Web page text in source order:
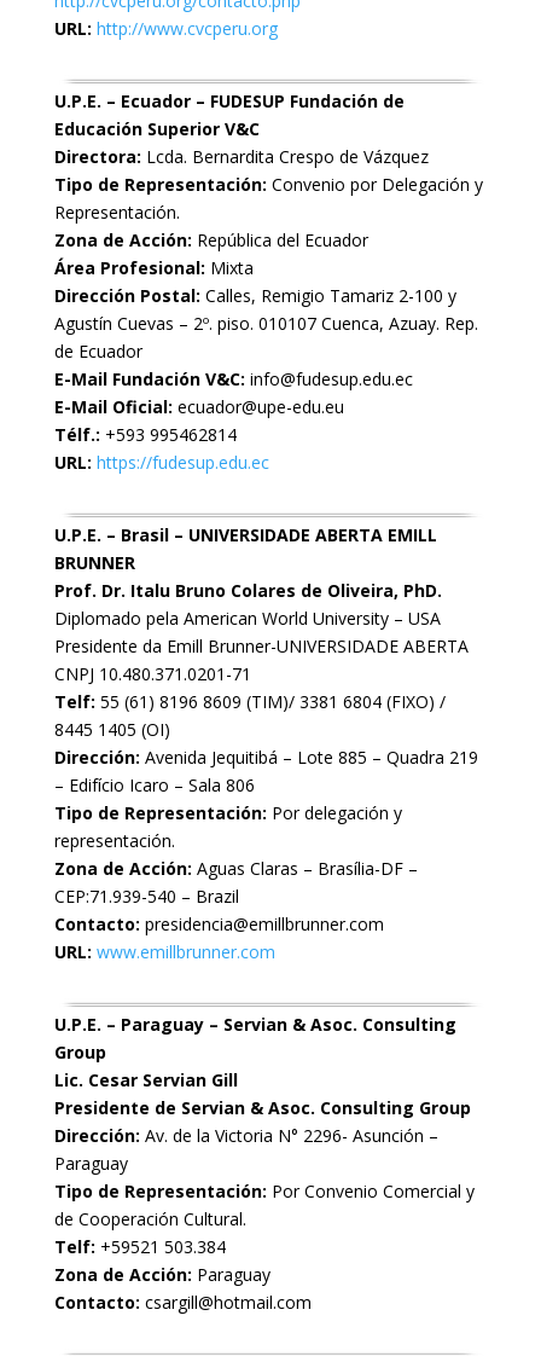
URL: http://www.cvcperu.org
U.P.E. – Ecuador – FUDESUP Fundación de
Educación Superior V&C
Directora: Lcda. Bernardita Crespo de Vázquez
Tipo de Representación: Convenio por Delegación y
Representación.
Zona de Acción: República del Ecuador
Área Profesional: Mixta
Dirección Postal: Calles, Remigio Tamariz 2-100 y
Agustín Cuevas – 2º. piso. 010107 Cuenca, Azuay. Rep.
de Ecuador
E-Mail Fundación V&C: info@fudesup.edu.ec
E-Mail Oficial: ecuador@upe-edu.eu
Télf.: +593 995462814
URL: https://fudesup.edu.ec
U.P.E. – Brasil – UNIVERSIDADE ABERTA EMILL
BRUNNER
Prof. Dr. Italu Bruno Colares de Oliveira, PhD.
Diplomado pela American World University – USA
Presidente da Emill Brunner-UNIVERSIDADE ABERTA
CNPJ 10.480.371.0201-71
Telf: 55 (61) 8196 8609 (TIM)/ 3381 6804 (FIXO) /
8445 1405 (OI)
Dirección: Avenida Jequitibá – Lote 885 – Quadra 219
– Edifício Icaro – Sala 806
Tipo de Representación: Por delegación y
representación.
Zona de Acción: Aguas Claras – Brasília-DF –
CEP:71.939-540 – Brazil
Contacto: presidencia@emillbrunner.com
URL: www.emillbrunner.com
U.P.E. – Paraguay – Servian & Asoc. Consulting
Group
Lic. Cesar Servian Gill
Presidente de Servian & Asoc. Consulting Group
Dirección: Av. de la Victoria N° 2296- Asunción –
Paraguay
Tipo de Representación: Por Convenio Comercial y
de Cooperación Cultural.
Telf: +59521 503.384
Zona de Acción: Paraguay
Contacto: csargill@hotmail.com